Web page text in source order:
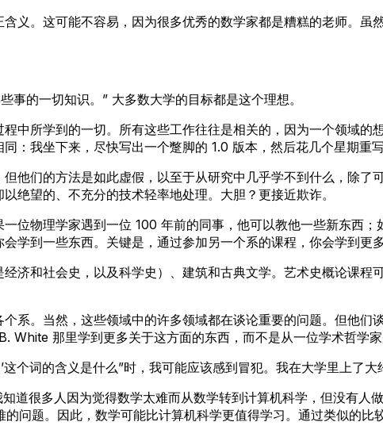
义。这可能不容易，因为很多优秀的数学家都是糟糕的老师。虽
事的一切知识。” 大多数大学的目标都是这个理想。
中所学到的一切。所有这些工作往往是相关的，因为一个领域
：我坐下来，尽快写出一个蹩脚的 1.0 版本，然后花几个星期重写
他们的方法是如此虚假，以至于从研究中几乎学不到什么，除了
绝望的、不充分的技术轻率地处理。大胆？更接近欺诈。
一位物理学家遇到一位 100 年前的同事，他可以教他一些新东西
学到一些东西。关键是，通过参加另一个系的课程，你会学到更多
济和社会史，以及科学史）、建筑和古典文学。艺术史概论课程
系。当然，这些领域中的许多领域都在谈论重要的问题。但他们
那里学到更多关于这方面的东西，而不是从一位学术哲学家
个词的含义是什么”时，我可能应该感到冒犯。我在大学里上了大
道很多人因为觉得数学太难而从数学转到计算机科学，但没有人
问题。因此，数学可能比计算机科学更值得学习。通过类似的